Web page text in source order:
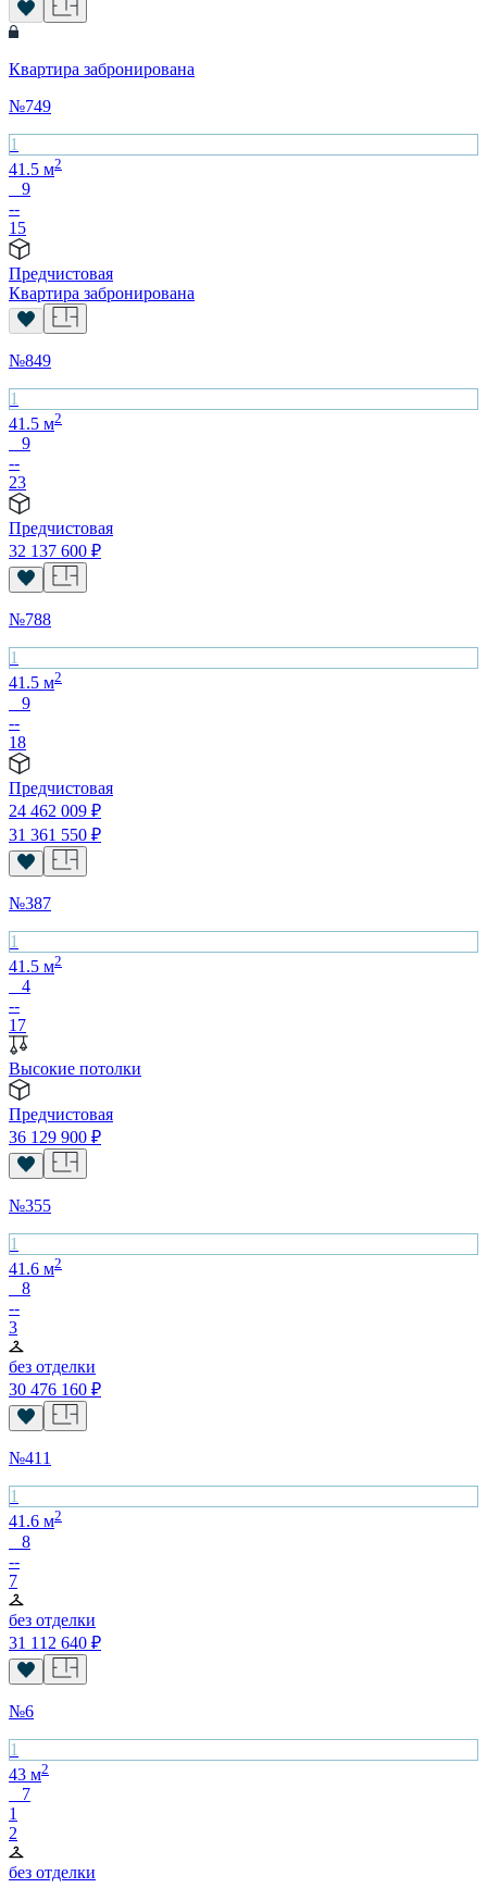
Квартира забронирована
№749
1
41.5 м2
9
--
15
Предчистовая
Квартира забронирована
№849
1
41.5 м2
9
--
23
Предчистовая
32 137 600 ₽
№788
1
41.5 м2
9
--
18
Предчистовая
24 462 009 ₽
31 361 550 ₽
№387
1
41.5 м2
4
--
17
Высокие потолки
Предчистовая
36 129 900 ₽
№355
1
41.6 м2
8
--
3
без отделки
30 476 160 ₽
№411
1
41.6 м2
8
--
7
без отделки
31 112 640 ₽
№6
1
43 м2
7
1
2
без отделки